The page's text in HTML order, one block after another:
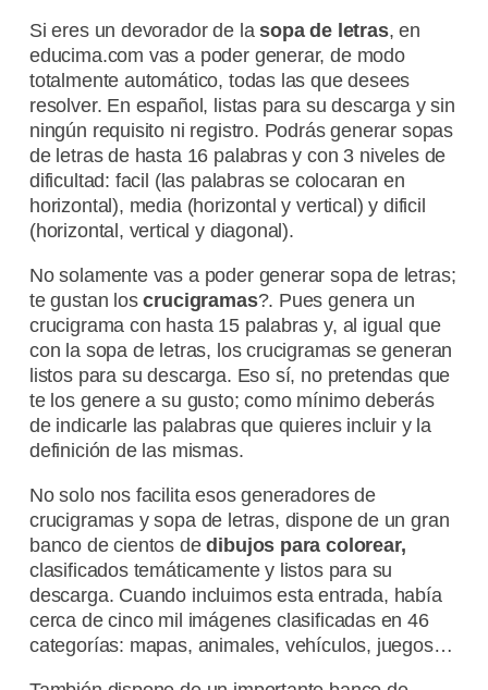
Si eres un devorador de lasopa de letras, en
educima.com vas a poder generar, de modo
totalmente automático, todas las que desees
resolver. En español, listas para su descarga y sin
ningún requisito ni registro. Podrás generar sopas
de letras de hasta 16 palabras y con 3 niveles de
dificultad: facil (las palabras se colocaran en
horizontal), media (horizontal y vertical) y dificil
(horizontal, vertical y diagonal).
No solamente vas a poder generar sopa de letras;
te gustan loscrucigramas?. Pues genera un
crucigrama con hasta 15 palabras y, al igual que
con la sopa de letras, los crucigramas se generan
listos para su descarga. Eso sí, no pretendas que
te los genere a su gusto; como mínimo deberás
de indicarle las palabras que quieres incluir y la
definición de las mismas.
No solo nos facilita esos generadores de
crucigramas y sopa de letras, dispone de un gran
banco de cientos dedibujos para colorear,
clasificados temáticamente y listos para su
descarga. Cuando incluimos esta entrada, había
cerca de cinco mil imágenes clasificadas en 46
categorías: mapas, animales, vehículos, juegos…